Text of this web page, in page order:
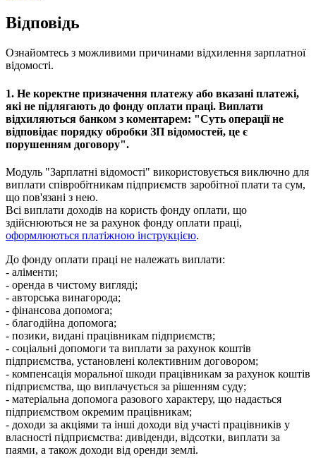
Відповідь
Ознайомтесь з можливими причинами відхилення зарплатної
відомості.
1. Не коректне призначення платежу або вказані платежі,
які не підлягають до фонду оплати праці. Виплати
відхиляються банком з коментарем: "Суть операції не
відповідає порядку обробки ЗП відомостей, це є
порушенням договору".
Модуль "Зарплатні відомості" використовується виключно для
виплати співробітникам підприємств заробітної плати та сум,
що пов'язані з нею.
Всі виплати доходів на користь фонду оплати, що
здійснюються не за рахунок фонду оплати праці,
оформлюються платіжною інструкцією.
До фонду оплати праці не належать виплати:
- аліменти;
- оренда в чистому вигляді;
- авторська винагорода;
- фінансова допомога;
- благодійна допомога;
- позики, видані працівникам підприємств;
- соціальні допомоги та виплати за рахунок коштів
підприємства, установлені колективним договором;
- компенсація моральної шкоди працівникам за рахунок коштів
підприємства, що виплачується за рішенням суду;
- матеріальна допомога разового характеру, що надається
підприємством окремим працівникам;
- доходи за акціями та інші доходи від участі працівників у
власності підприємства: дивіденди, відсотки, виплати за
паями, а також доходи від оренди землі.